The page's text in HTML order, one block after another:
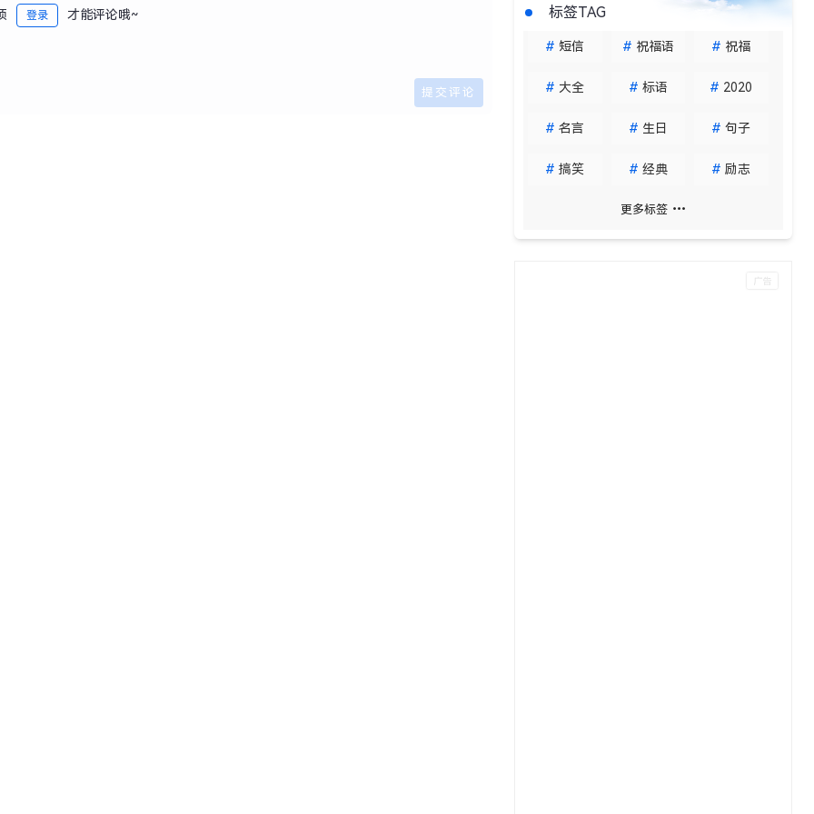
登录 才能评论哦~ 标签TAG
# 短信 # 祝福语 # 祝福
# 大全 # 标语 # 2020
# 名言 # 生日 # 句子
# 搞笑 # 经典 # 励志
更多标签